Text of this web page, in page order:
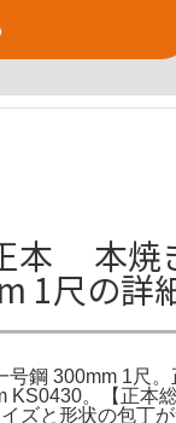
本焼
1尺の詳
鋼 300mm 1尺
。【正
イズと形状の包